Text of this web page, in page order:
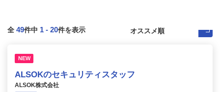
全 49件中 1 - 20件を表示
NEW
ALSOKのセキュリティスタッフ
ALSOK株式会社